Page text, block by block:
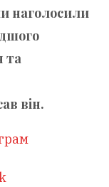
наголосили
та
він.